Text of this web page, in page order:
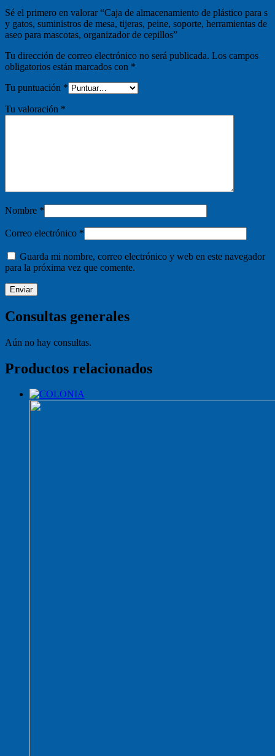
Sé el primero en valorar “Caja de almacenamiento de plástico para s
y gatos, suministros de mesa, tijeras, peine, soporte, herramientas de
aseo para mascotas, organizador de cepillos”
Tu dirección de correo electrónico no será publicada. Los campos
obligatorios están marcados con *
Tu puntuación *
Tu valoración *
Nombre *
Correo electrónico *
Guarda mi nombre, correo electrónico y web en este navegador
para la próxima vez que comente.
Consultas generales
Aún no hay consultas.
Productos relacionados